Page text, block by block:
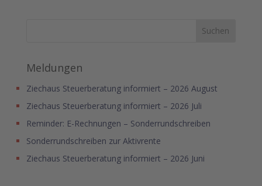
Meldungen
Ziechaus Steuerberatung informiert – 2026 August
Ziechaus Steuerberatung informiert – 2026 Juli
Reminder: E-Rechnungen – Sonderrundschreiben
Sonderrundschreiben zur Aktivrente
Ziechaus Steuerberatung informiert – 2026 Juni